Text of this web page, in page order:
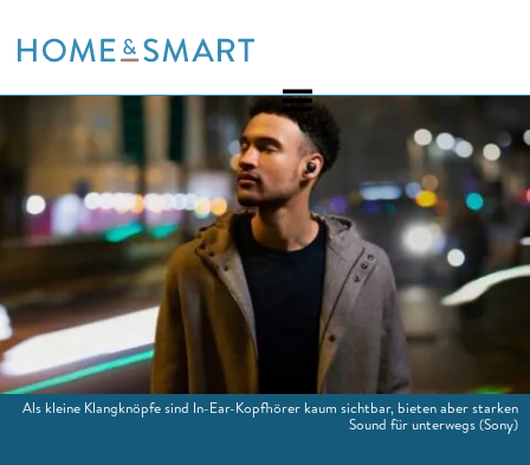
to
Als kleine Klangknöpfe sind In-Ear-Kopfhörer kaum sichtbar, bieten aber starken
Sound für unterwegs(Sony)